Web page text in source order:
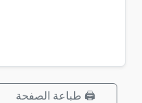
🖨️ طباعة الصفحة